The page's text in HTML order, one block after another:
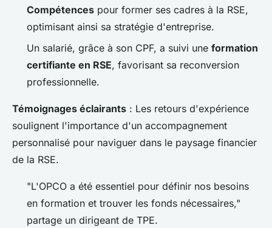
Compétences pour former ses cadres à la RSE,
optimisant ainsi sa stratégie d'entreprise.
Un salarié, grâce à son CPF, a suivi une formation
certifiante en RSE, favorisant sa reconversion
professionnelle.
Témoignages éclairants : Les retours d'expérience
soulignent l'importance d'un accompagnement
personnalisé pour naviguer dans le paysage financier
de la RSE.
"L'OPCO a été essentiel pour définir nos besoins
en formation et trouver les fonds nécessaires,"
partage un dirigeant de TPE.